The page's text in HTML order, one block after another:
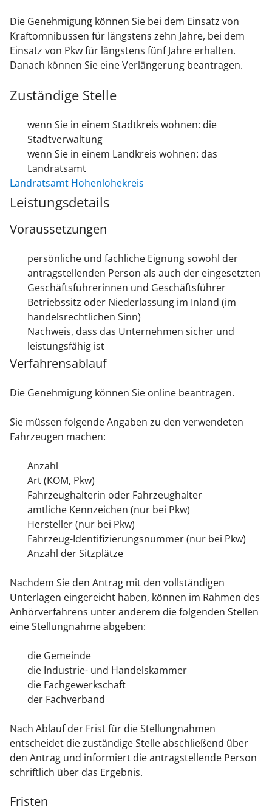
Die Genehmigung können Sie bei dem Einsatz von
Kraftomnibussen für längstens zehn Jahre, bei dem
Einsatz von Pkw für längstens fünf Jahre erhalten.
Danach können Sie eine Verlängerung beantragen.
Zuständige Stelle
wenn Sie in einem Stadtkreis wohnen: die
Stadtverwaltung
wenn Sie in einem Landkreis wohnen: das
Landratsamt
Landratsamt Hohenlohekreis
Leistungsdetails
Voraussetzungen
persönliche und fachliche Eignung sowohl der
antragstellenden Person als auch der eingesetzten
Geschäftsführerinnen und Geschäftsführer
Betriebssitz oder Niederlassung im Inland (im
handelsrechtlichen Sinn)
Nachweis, dass das Unternehmen sicher und
leistungsfähig ist
Verfahrensablauf
Die Genehmigung können Sie online beantragen.
Sie müssen folgende Angaben zu den verwendeten
Fahrzeugen machen:
Anzahl
Art (KOM, Pkw)
Fahrzeughalterin oder Fahrzeughalter
amtliche Kennzeichen (nur bei Pkw)
Hersteller (nur bei Pkw)
Fahrzeug-Identifizierungsnummer (nur bei Pkw)
Anzahl der Sitzplätze
Nachdem Sie den Antrag mit den vollständigen
Unterlagen eingereicht haben, können im Rahmen des
Anhörverfahrens unter anderem die folgenden Stellen
eine Stellungnahme abgeben:
die Gemeinde
die Industrie- und Handelskammer
die Fachgewerkschaft
der Fachverband
Nach Ablauf der Frist für die Stellungnahmen
entscheidet die zuständige Stelle abschließend über
den Antrag und informiert die antragstellende Person
schriftlich über das Ergebnis.
Fristen